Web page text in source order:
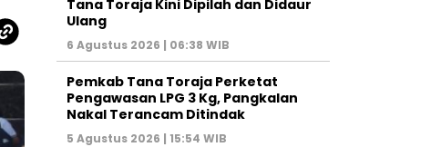
Tana Toraja Kini Dipilah dan Didaur
Ulang
6 Agustus 2026 | 06:38 WIB
Pemkab Tana Toraja Perketat
Pengawasan LPG 3 Kg, Pangkalan
Nakal Terancam Ditindak
5 Agustus 2026 | 15:54 WIB